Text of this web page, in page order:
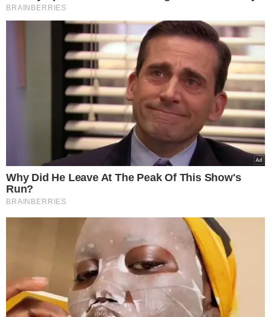
PESQUISA SHIH TZU
VER COMENTÁRIOS
VEJA TAMBÉM
Centenas de conversas
privadas com chat de IA
Claude são publicadas